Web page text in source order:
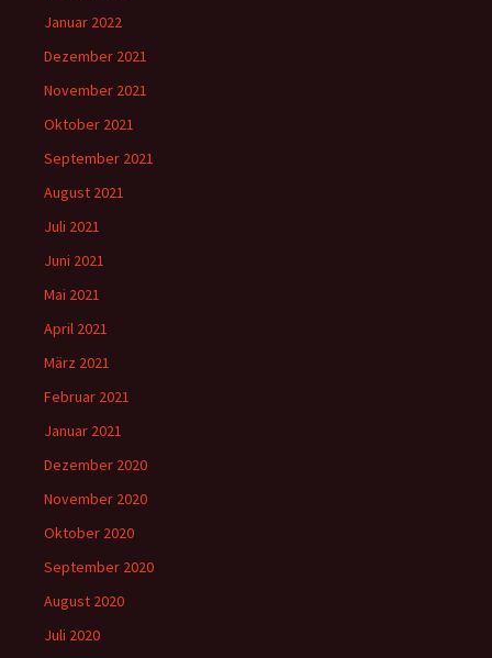
Januar 2022
Dezember 2021
November 2021
Oktober 2021
September 2021
August 2021
Juli 2021
Juni 2021
Mai 2021
April 2021
März 2021
Februar 2021
Januar 2021
Dezember 2020
November 2020
Oktober 2020
September 2020
August 2020
Juli 2020